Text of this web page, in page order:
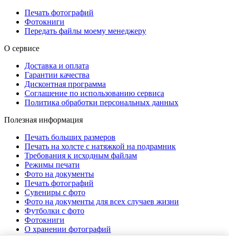
Печать фотографий
Фотокниги
Передать файлы моему менеджеру
О сервисе
Доставка и оплата
Гарантии качества
Дисконтная программа
Соглашение по использованию сервиса
Политика обработки персональных данных
Полезная информация
Печать больших размеров
Печать на холсте c натяжкой на подрамник
Требования к исходным файлам
Режимы печати
Фото на документы
Печать фотографий
Сувениры с фото
Фото на документы для всех случаев жизни
Футболки с фото
Фотокниги
О хранении фотографий